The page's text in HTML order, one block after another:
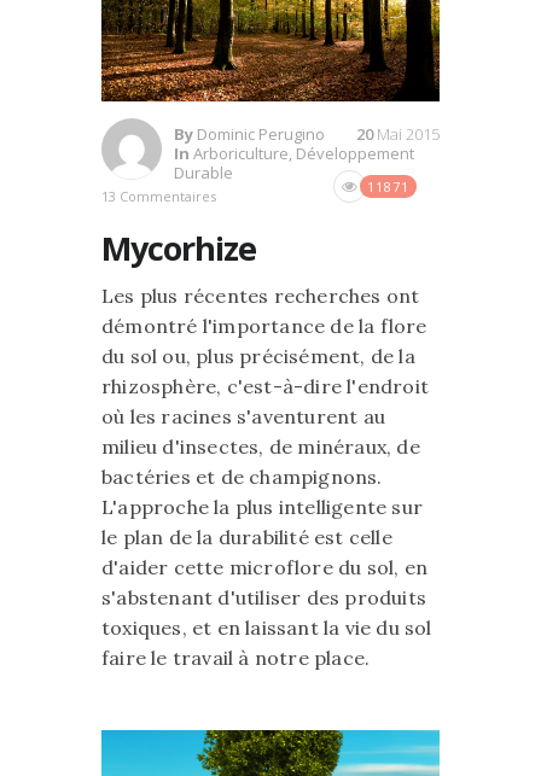
By Dominic Perugino
In Arboriculture, Développement
Durable
13 Commentaires
11871
20Mai 2015
Mycorhize
Les plus récentes recherches ont
démontré l'importance de la flore
du sol ou, plus précisément, de la
rhizosphère, c'est-à-dire l'endroit
où les racines s'aventurent au
milieu d'insectes, de minéraux, de
bactéries et de champignons.
L'approche la plus intelligente sur
le plan de la durabilité est celle
d'aider cette microflore du sol, en
s'abstenant d'utiliser des produits
toxiques, et en laissant la vie du sol
faire le travail à notre place.